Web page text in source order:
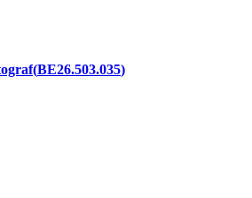
BE26.503.035